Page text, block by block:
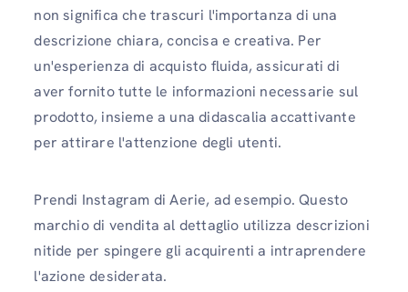
non significa che trascuri l'importanza di una
descrizione chiara, concisa e creativa. Per
un'esperienza di acquisto fluida, assicurati di
aver fornito tutte le informazioni necessarie sul
prodotto, insieme a una didascalia accattivante
per attirare l'attenzione degli utenti.
Prendi Instagram di Aerie, ad esempio. Questo
marchio di vendita al dettaglio utilizza descrizioni
nitide per spingere gli acquirenti a intraprendere
l'azione desiderata.